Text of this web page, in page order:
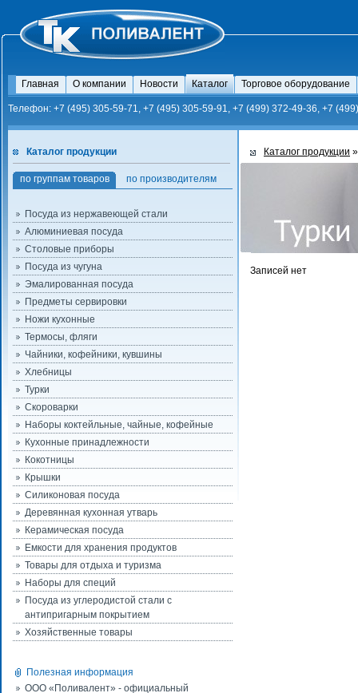
Главная О компании Новости Каталог Торговое оборудование
Телефон: +7 (495) 305-59-71, +7 (495) 305-59-91, +7 (499) 372-49-36, +7
Каталог продукции
по группам товаров по производителям
Посуда из нержавеющей стали
Алюминиевая посуда
Столовые приборы
Посуда из чугуна
Эмалированная посуда
Предметы сервировки
Ножи кухонные
Термосы, фляги
Чайники, кофейники, кувшины
Хлебницы
Турки
Скороварки
Наборы коктейльные, чайные, кофейные
Кухонные принадлежности
Кокотницы
Крышки
Силиконовая посуда
Деревянная кухонная утварь
Керамическая посуда
Емкости для хранения продуктов
Товары для отдыха и туризма
Наборы для специй
Посуда из углеродистой стали с
антипригарным покрытием
Хозяйственные товары
Полезная информация
ООО «Поливалент» - официальный
Каталог продукции
Записей нет